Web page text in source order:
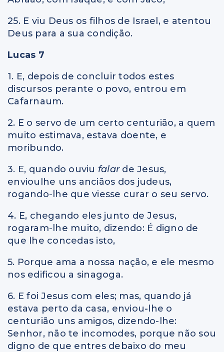
25. E viu Deus os filhos de Israel, e atentou
Deus para a sua condição.
Lucas 7
1. E, depois de concluir todos estes
discursos perante o povo, entrou em
Cafarnaum.
2. E o servo de um certo centurião, a quem
muito estimava, estava doente, e
moribundo.
3. E, quando ouviu falar de Jesus,
envioulhe uns anciãos dos judeus,
rogando-lhe que viesse curar o seu servo.
4. E, chegando eles junto de Jesus,
rogaram-lhe muito, dizendo: É digno de
que lhe concedas isto,
5. Porque ama a nossa nação, e ele mesmo
nos edificou a sinagoga.
6. E foi Jesus com eles; mas, quando já
estava perto da casa, enviou-lhe o
centurião uns amigos, dizendo-lhe:
Senhor, não te incomodes, porque não sou
digno de que entres debaixo do meu